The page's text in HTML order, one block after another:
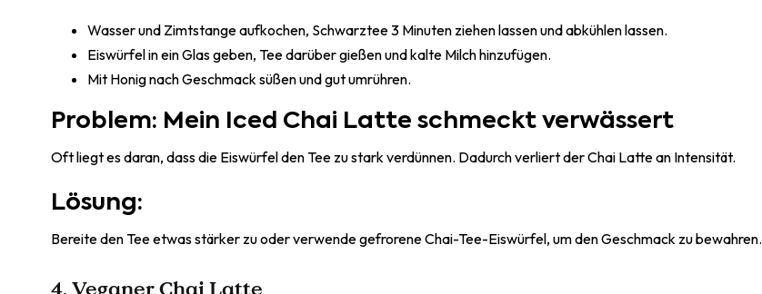
Wasser und Zimtstange aufkochen, Schwarztee 3 Minuten ziehen lassen und abkühlen lassen.
Eiswürfel in ein Glas geben, Tee darüber gießen und kalte Milch hinzufügen.
Mit Honig nach Geschmack süßen und gut umrühren.
Problem: Mein Iced Chai Latte schmeckt verwässert
Oft liegt es daran, dass die Eiswürfel den Tee zu stark verdünnen. Dadurch verliert der Chai Latte an Intensität.
Lösung:
Bereite den Tee etwas stärker zu oder verwende gefrorene Chai-Tee-Eiswürfel, um den Geschmack zu bewahren.
4. Veganer Chai Latte